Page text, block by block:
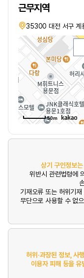
근무지역
35300 대전 서구 계
50m
상기 구인정보
위반시 관련법령에
기재오류 또는 허위기
무단으로 사용할 수 없
허위·과장된 정보, 사
이용자 피해 등을